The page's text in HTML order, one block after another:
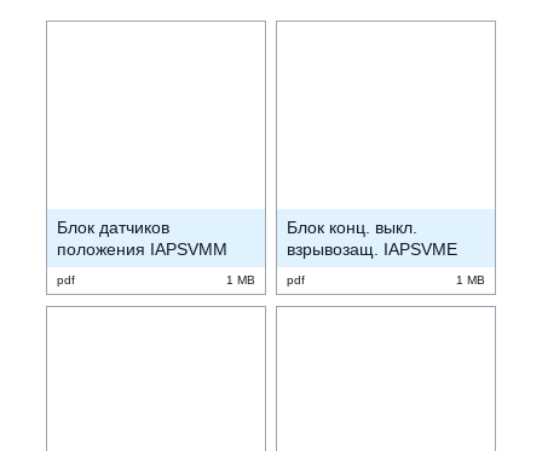
Блок датчиков
положения IAPSVMM
pdf 1 MB
Блок конц. выкл.
взрывозащ. IAPSVME
pdf 1 MB